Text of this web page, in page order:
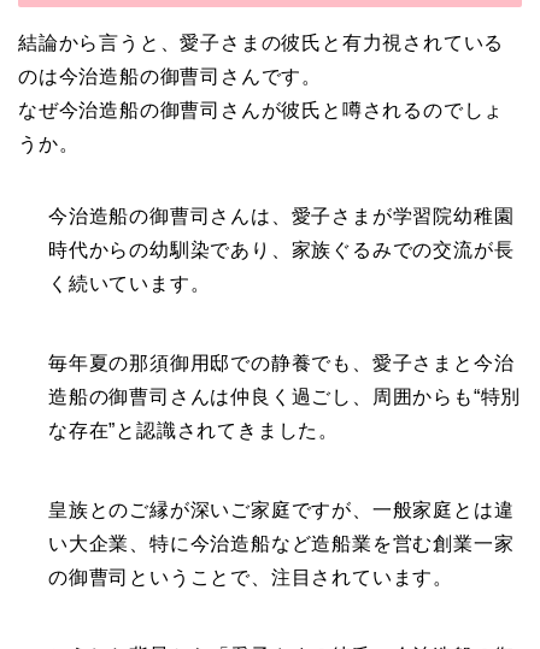
結論から言うと、愛子さまの彼氏と有力視されている
のは今治造船の御曹司さんです。
なぜ今治造船の御曹司さんが彼氏と噂されるのでしょ
うか。
今治造船の御曹司さんは、愛子さまが学習院幼稚園
時代からの幼馴染であり、家族ぐるみでの交流が長
く続いています。
毎年夏の那須御用邸での静養でも、愛子さまと今治
造船の御曹司さんは仲良く過ごし、周囲からも“特別
な存在”と認識されてきました。
皇族とのご縁が深いご家庭ですが、一般家庭とは違
い大企業、特に今治造船など造船業を営む創業一家
の御曹司ということで、注目されています。